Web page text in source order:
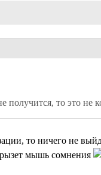
получится, то это не
то ничего не
мышь сомнения